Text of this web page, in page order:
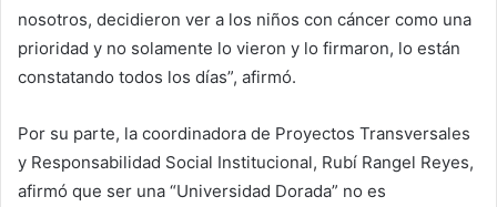
nosotros, decidieron ver a los niños con cáncer como una
prioridad y no solamente lo vieron y lo firmaron, lo están
constatando todos los días”, afirmó.
Por su parte, la coordinadora de Proyectos Transversales
y Responsabilidad Social Institucional, Rubí Rangel Reyes,
afirmó que ser una “Universidad Dorada” no es